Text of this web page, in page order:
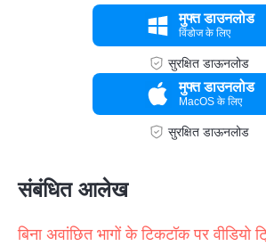
मुफ्त डाउनलोड
विंडोज के लिए
सुरक्षित डाऊनलोड
मुफ्त डाउनलोड
MacOS के लिए
सुरक्षित डाऊनलोड
संबंधित आलेख
बिना अवांछित भागों के टिकटॉक पर वीडियो